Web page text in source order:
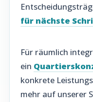
für nächste
Für räumlich
ein
konkrete
mehr auf unserer